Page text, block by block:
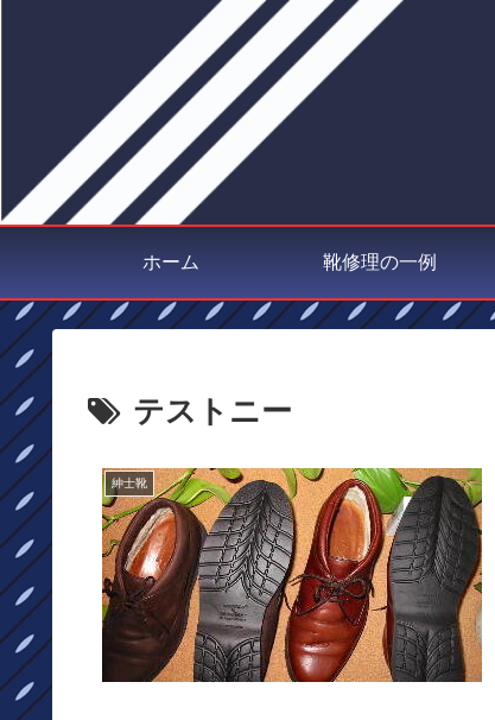
ホーム 靴修理の一例
テストニー
紳士靴